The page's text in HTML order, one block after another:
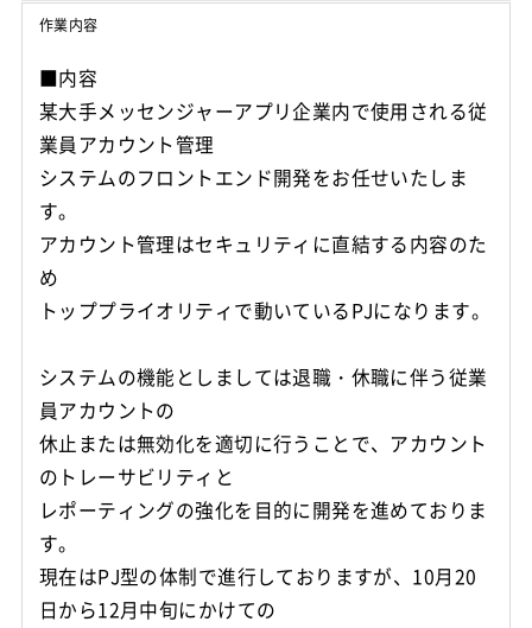
作業内容
■内容
某大手メッセンジャーアプリ企業内で使用される従
業員アカウント管理
システムのフロントエンド開発をお任せいたしま
す。
アカウント管理はセキュリティに直結する内容のた
め
トッププライオリティで動いているPJになります。
システムの機能としましては退職・休職に伴う従業
員アカウントの
休止または無効化を適切に行うことで、アカウント
のトレーサビリティと
レポーティングの強化を目的に開発を進めておりま
す。
現在はPJ型の体制で進行しておりますが、10月20
日から12月中旬にかけての